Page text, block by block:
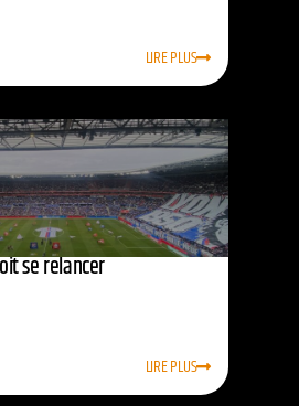
LIRE PLUS
se relancer
LIRE PLUS